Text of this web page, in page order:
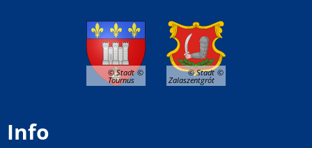
© Stadt
Tournus
© Stadt
Zalaszentgrót
Info